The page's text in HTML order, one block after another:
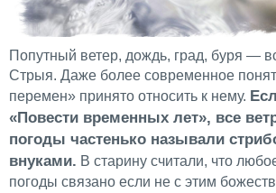
Попутный ветер, дождь, град, буря —
Стрыя. Даже более современное
перемен» принято относить к нему.
«Повести временных лет», все
погоды частенько называли
внуками. В старину считали, что
погоды связано если не с этим